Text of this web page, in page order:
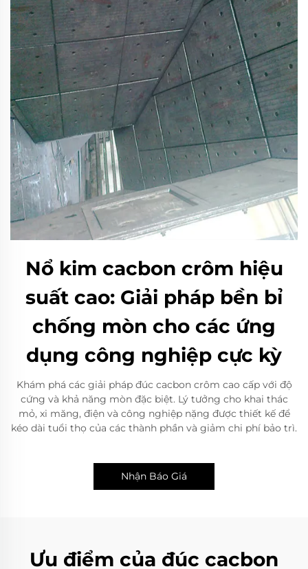
Nổ kim cacbon crôm hiệu
suất cao: Giải pháp bền bỉ
chống mòn cho các ứng
dụng công nghiệp cực kỳ
Khám phá các giải pháp đúc cacbon crôm cao cấp với độ
cứng và khả năng mòn đặc biệt. Lý tưởng cho khai thác
mỏ, xi măng, điện và công nghiệp nặng được thiết kế để
kéo dài tuổi thọ của các thành phần và giảm chi phí bảo trì.
Nhận Báo Giá
Ưu điểm của đúc cacbon